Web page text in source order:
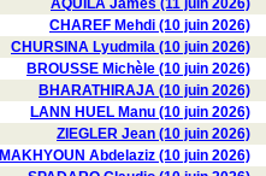
AQUILA James (11 juin 2026)
CHAREF Mehdi (10 juin 2026)
CHURSINA Lyudmila (10 juin 2026)
BROUSSE Michèle (10 juin 2026)
BHARATHIRAJA (10 juin 2026)
LANN HUEL Manu (10 juin 2026)
ZIEGLER Jean (10 juin 2026)
MAKHYOUN Abdelaziz (10 juin 2026)